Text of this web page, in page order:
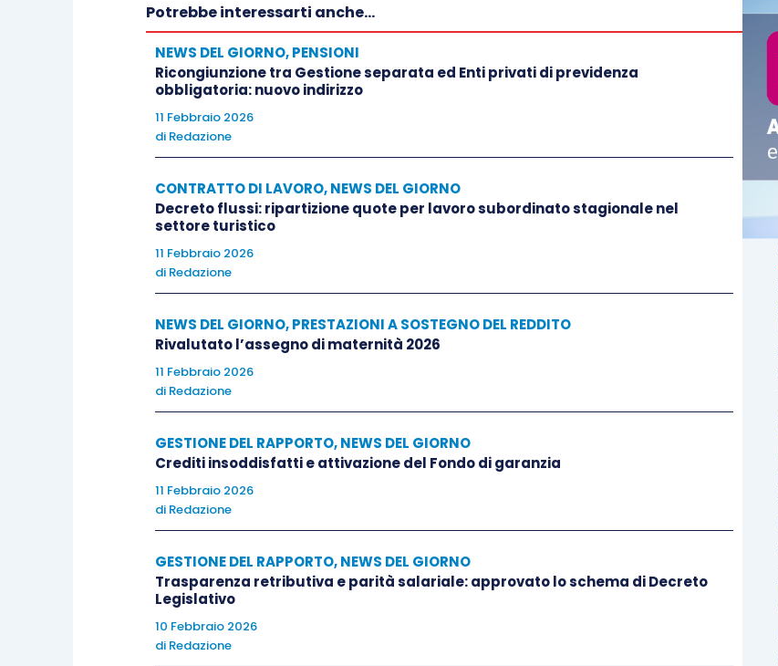
Potrebbe interessarti anche...
NEWS DEL GIORNO,PENSIONI
Ricongiunzione tra Gestione separata ed Enti privati di previdenza
obbligatoria: nuovo indirizzo
11 Febbraio 2026
di Redazione
CONTRATTO DI LAVORO,NEWS DEL GIORNO
Decreto flussi: ripartizione quote per lavoro subordinato stagionale nel
settore turistico
11 Febbraio 2026
di Redazione
NEWS DEL GIORNO,PRESTAZIONI A SOSTEGNO DEL REDDITO
Rivalutato l’assegno di maternità 2026
11 Febbraio 2026
di Redazione
GESTIONE DEL RAPPORTO,NEWS DEL GIORNO
Crediti insoddisfatti e attivazione del Fondo di garanzia
11 Febbraio 2026
di Redazione
GESTIONE DEL RAPPORTO,NEWS DEL GIORNO
Trasparenza retributiva e parità salariale: approvato lo schema di Decreto
Legislativo
10 Febbraio 2026
di Redazione